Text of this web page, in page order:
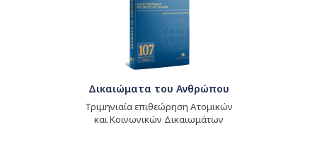
Δικαιώματα του Ανθρώπου
Τριμηνιαία επιθεώρηση Ατομικών
και Κοινωνικών Δικαιωμάτων